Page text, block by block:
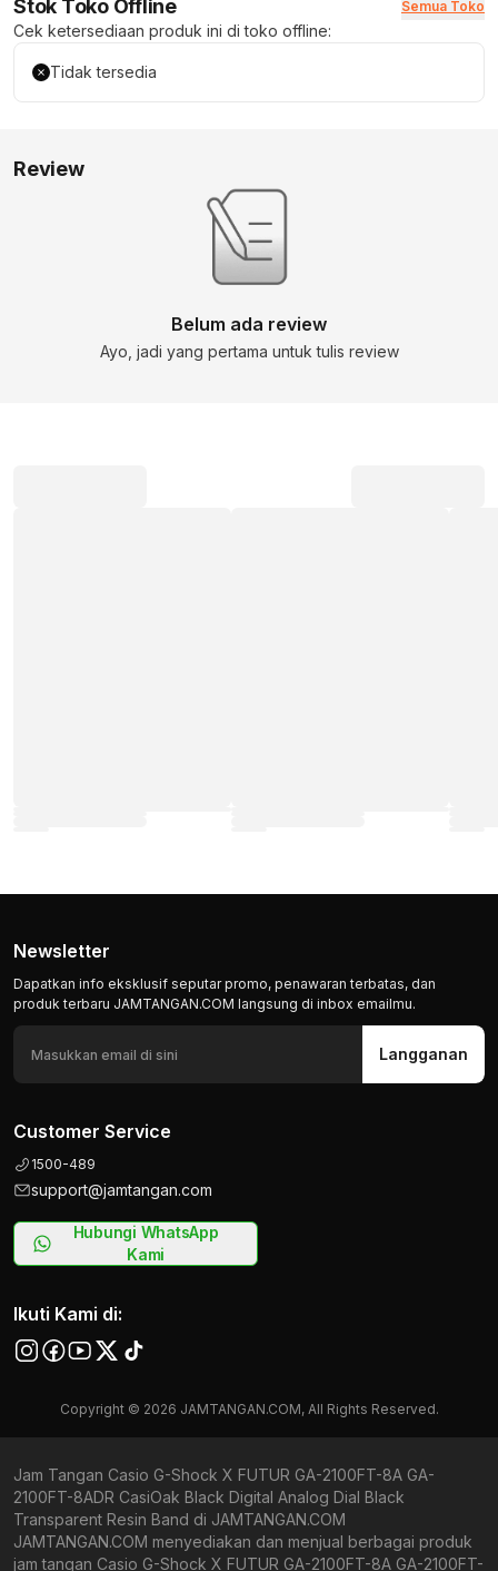
Newsletter
Dapatkan info eksklusif seputar promo, penawaran terbatas, dan
produk terbaru JAMTANGAN.COM langsung di inbox emailmu.
Langganan
Customer Service
1500-489
support@jamtangan.com
Hubungi WhatsApp
Kami
Ikuti Kami di:
Copyright © 2026 JAMTANGAN.COM, All Rights Reserved.
Jam Tangan Casio G-Shock X FUTUR GA-2100FT-8A GA-
2100FT-8ADR CasiOak Black Digital Analog Dial Black
Transparent Resin Band di JAMTANGAN.COM
JAMTANGAN.COM menyediakan dan menjual berbagai produk
jam tangan Casio G-Shock X FUTUR GA-2100FT-8A GA-2100FT-
Stok Toko Offline Semua Toko
Cek ketersediaan produk ini di toko offline:
Tidak tersedia
Review
Belum ada review
Ayo, jadi yang pertama untuk tulis review